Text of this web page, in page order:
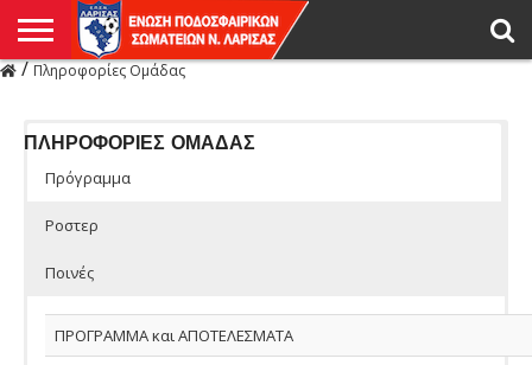
Η
/Πληροφορίες Ομάδας
ΠΛΗΡΟΦΟΡΙΕΣ ΟΜΑΔΑΣ
Πρόγραμμα
Ροστερ
Ποινές
ΠΡΟΓΡΑΜΜΑ και ΑΠΟΤΕΛΕΣΜΑΤΑ